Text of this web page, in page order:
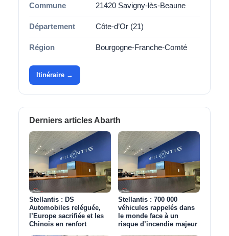
Commune 21420 Savigny-lès-Beaune
Département Côte-d’Or (21)
Région Bourgogne-Franche-Comté
Itinéraire →
Derniers articles Abarth
Stellantis : DS
Automobiles reléguée,
l’Europe sacrifiée et les
Chinois en renfort
Stellantis : 700 000
véhicules rappelés dans
le monde face à un
risque d’incendie majeur